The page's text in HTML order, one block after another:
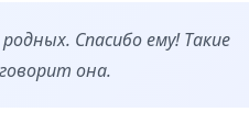
Спасибо ему! Такие
она.